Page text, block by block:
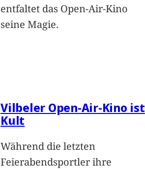
entfaltet das Open-Air-Kino
seine Magie.
Vilbeler Open-Air-Kino ist
Kult
Während die letzten
Feierabendsportler ihre